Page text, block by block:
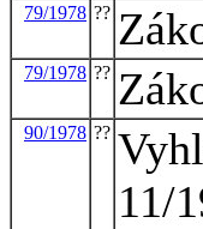
79/1978 ??
79/1978 ??
90/1978 ??
11/